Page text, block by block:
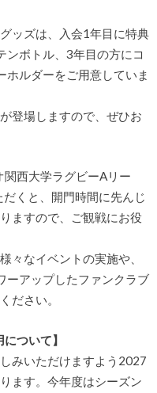
ッズは、入会1年目に特典
ンボトル、3年目の方にコ
ホルダーをご用意していま
登場しますので、ぜひお
西大学ラグビーAリー
くと、開門時間に先んじ
ますので、ご観戦にお役
々なイベントの実施や、
ーアップしたファンクラブ
ださい。
ついて】
みいただけますよう2027
ます。今年度はシーズン